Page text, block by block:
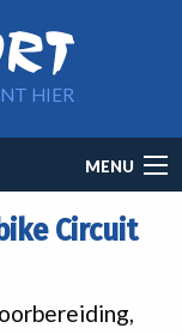
HIER
MENU
Circuit